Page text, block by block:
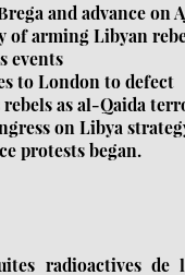
and advance on
of arming Libyan
events
to London to defect
as al-Qaida
on Libya
protests began.
radioactives